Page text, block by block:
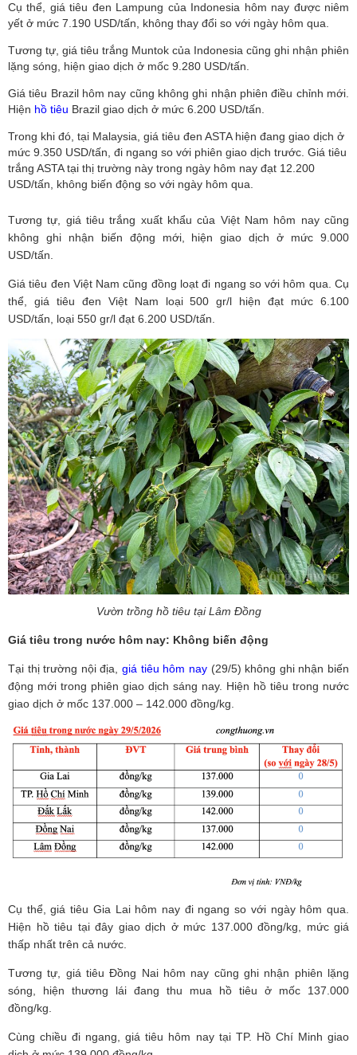
Cụ thể, giá tiêu đen Lampung của Indonesia hôm nay được niêm
yết ở mức 7.190 USD/tấn, không thay đổi so với ngày hôm qua.
Tương tự, giá tiêu trắng Muntok của Indonesia cũng ghi nhận phiên
lặng sóng, hiện giao dịch ở mốc 9.280 USD/tấn.
Giá tiêu Brazil hôm nay cũng không ghi nhận phiên điều chỉnh mới.
Hiện hồ tiêu Brazil giao dịch ở mức 6.200 USD/tấn.
Trong khi đó, tại Malaysia, giá tiêu đen ASTA hiện đang giao dịch ở
mức 9.350 USD/tấn, đi ngang so với phiên giao dịch trước. Giá tiêu
trắng ASTA tại thị trường này trong ngày hôm nay đạt 12.200
USD/tấn, không biến động so với ngày hôm qua.
Tương tự, giá tiêu trắng xuất khẩu của Việt Nam hôm nay cũng
không ghi nhận biến động mới, hiện giao dịch ở mức 9.000
USD/tấn.
Giá tiêu đen Việt Nam cũng đồng loạt đi ngang so với hôm qua. Cụ
thể, giá tiêu đen Việt Nam loại 500 gr/l hiện đạt mức 6.100
USD/tấn, loại 550 gr/l đạt 6.200 USD/tấn.
Vườn trồng hồ tiêu tại Lâm Đồng
Giá tiêu trong nước hôm nay: Không biến động
Tại thị trường nội địa,giá tiêu hôm nay(29/5) không ghi nhận biến
động mới trong phiên giao dịch sáng nay. Hiện hồ tiêu trong nước
giao dịch ở mốc 137.000 – 142.000 đồng/kg.
Cụ thể, giá tiêu Gia Lai hôm nay đi ngang so với ngày hôm qua.
Hiện hồ tiêu tại đây giao dịch ở mức 137.000 đồng/kg, mức giá
thấp nhất trên cả nước.
Tương tự, giá tiêu Đồng Nai hôm nay cũng ghi nhận phiên lặng
sóng, hiện thương lái đang thu mua hồ tiêu ở mốc 137.000
đồng/kg.
Cùng chiều đi ngang, giá tiêu hôm nay tại TP. Hồ Chí Minh giao